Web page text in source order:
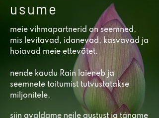
usume
meie vihmapartnerid on seemned,
mis levitavad, idanevad, kasvavad ja
hoiavad meie ettevõtet.
nende kaudu Rain laieneb ja
seemnete toitumist tutvustatakse
miljonitele.
siin avaldame neile austust ja täname